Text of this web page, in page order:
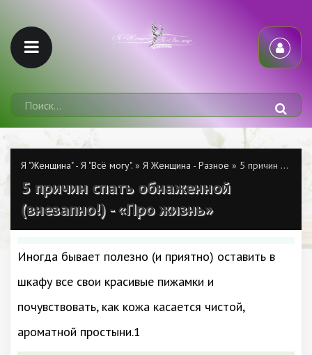
Я "Женщина" - Я "Всё могу". » Я Женщина - Разное » 5 причин спать обнаженной (внезапно!) - «Про жизнь»
5 причин спать обнаженной
(внезапно!) - «Про жизнь»
Иногда бывает полезно (и приятно) оставить в
шкафу все свои красивые пижамки и
почувствовать, как кожа касается чистой,
ароматной простыни.1